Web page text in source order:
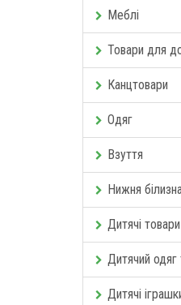
Меблі
Товари для
Канцтовари
Одяг
Взуття
Нижня
Дитячі товари
Дитячий одяг
Дитячі